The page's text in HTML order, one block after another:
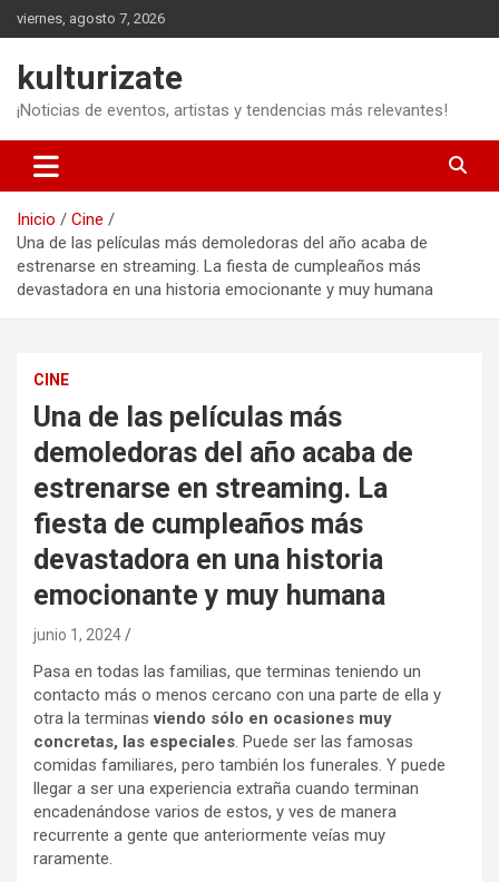
Saltar
al
viernes, agosto 7, 2026
kulturizate
¡Noticias de eventos, artistas y tendencias más relevantes!
Inicio
Cine
Una de las películas más demoledoras del año acaba de
estrenarse en streaming. La fiesta de cumpleaños más
devastadora en una historia emocionante y muy humana
CINE
Una de las películas más
demoledoras del año acaba de
estrenarse en streaming. La
fiesta de cumpleaños más
devastadora en una historia
emocionante y muy humana
junio 1, 2024
Pasa en todas las familias, que terminas teniendo un
contacto más o menos cercano con una parte de ella y
otra la terminasviendo sólo en ocasiones muy
concretas, las especiales. Puede ser las famosas
comidas familiares, pero también los funerales. Y puede
llegar a ser una experiencia extraña cuando terminan
encadenándose varios de estos, y ves de manera
recurrente a gente que anteriormente veías muy
raramente.